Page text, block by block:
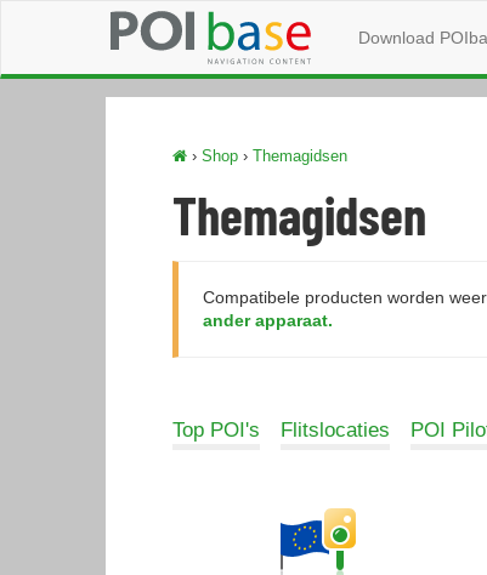
Download
› Shop › Themagidsen
Themagidsen
Compatibele producten worden
ander apparaat.
Top POI's Flitslocaties POI